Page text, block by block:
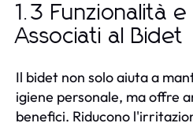
1.3 Funzionalità
Associati al Bidet
Il bidet non solo aiuta a
igiene personale, ma offre
benefici. Riducono